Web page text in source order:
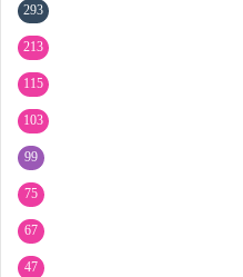
293
213
115
103
99
75
67
47